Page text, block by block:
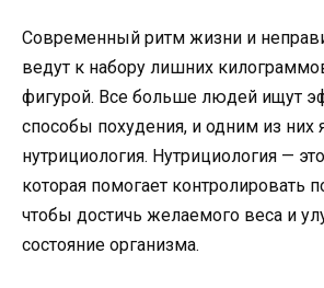
Современный ритм жизни и
ведут к набору лишних
фигурой. Все больше людей ищут
способы похудения, и одним из них
нутрициология. Нутрициология —
которая помогает контролировать
чтобы достичь желаемого веса и
состояние организма.